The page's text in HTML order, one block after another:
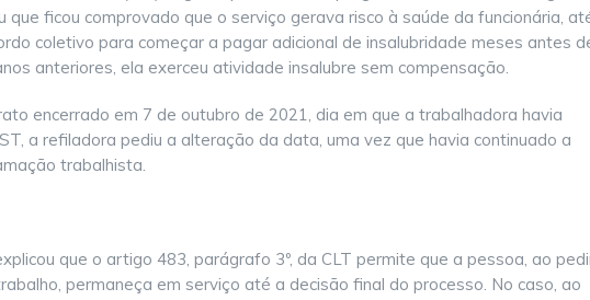
que ficou comprovado que o serviço gerava risco à saúde da funcionária,
coletivo para começar a pagar adicional de insalubridade meses antes
anteriores, ela exerceu atividade insalubre sem compensação.
encerrado em 7 de outubro de 2021, dia em que a trabalhadora havia
a refiladora pediu a alteração da data, uma vez que havia continuado a
trabalhista.
que o artigo 483, parágrafo 3º, da CLT permite que a pessoa, ao
permaneça em serviço até a decisão final do processo. No caso, ao